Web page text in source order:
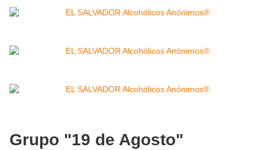
Grupo "19 de Agosto"